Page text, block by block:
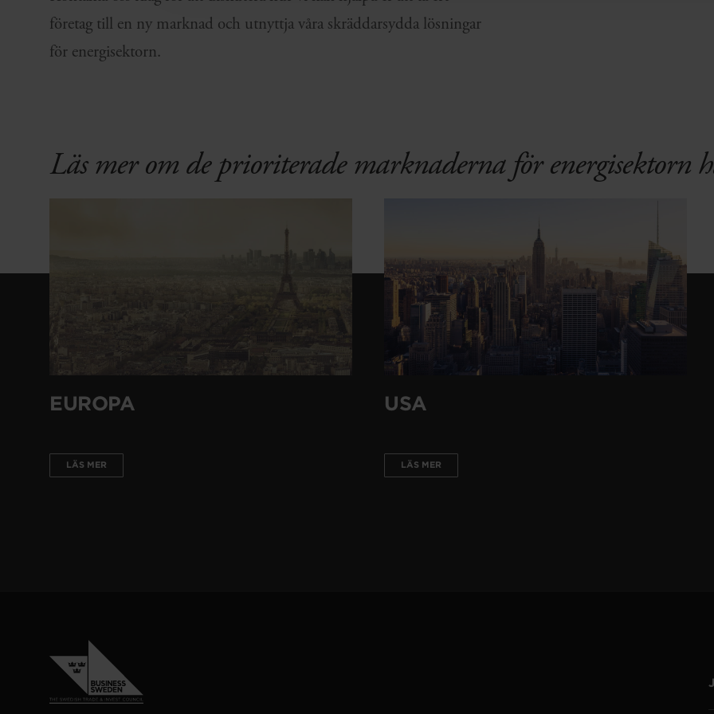
företag till en ny marknad och utnyttja våra skräddarsydda lösningar
för energisektorn.
Läs mer om de prioriterade marknaderna för energisektorn
EUROPA
LÄS MER
USA
LÄS MER